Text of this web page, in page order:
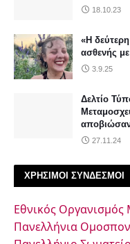
18.10.23
«Η
ασθενής
3.9.25
Δελτίο
27.11.24
ΧΡΗΣΙΜΟΙ ΣΥΝΔΕΣΜΟΙ
Εθνικός
Πανελλήνια